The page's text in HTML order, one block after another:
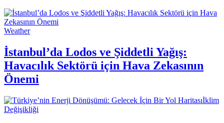
Weather
İstanbul’da Lodos ve Şiddetli Yağış:
Havacılık Sektörü için Hava Zekasının
Önemi
İklim
Değişikliği